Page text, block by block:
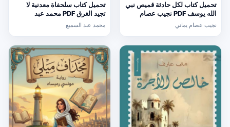
تحميل كتاب لكل حادثة قميص نبي
الله يوسف PDF نجيب عصام
يماني مجانا
نجيب عصام يماني
تحميل كتاب سلحفاة معدنية لا
تجيد الغرق PDF محمد عبد
محمد عبد السميع